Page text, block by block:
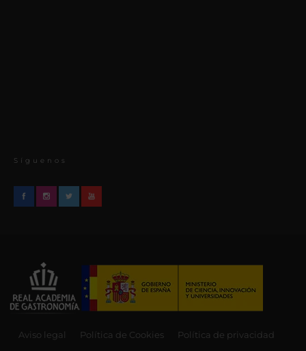
Síguenos
Aviso legal Política de Cookies Política de privacidad